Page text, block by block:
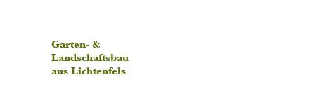
Garten- &
Landschaftsbau
aus Lichtenfels